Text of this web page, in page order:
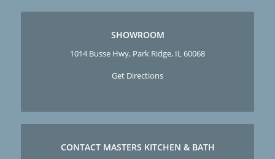
SHOWROOM
1014 Busse Hwy, Park Ridge, IL 60068
Get Directions
CONTACT MASTERS KITCHEN & BATH